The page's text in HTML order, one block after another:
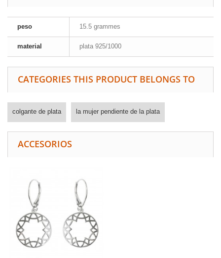
peso 15.5 grammes
material plata 925/1000
CATEGORIES THIS PRODUCT BELONGS TO
colgante de plata la mujer pendiente de la plata
ACCESORIOS